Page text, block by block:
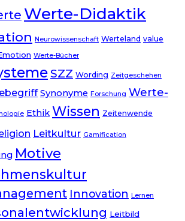
Werte-Didaktik
Neurowissenschaft Werteland value
Werte-Bücher
SZZ Wording Zeitgeschehen
Synonyme Forschung Werte-
Ethik Wissen Zeitenwende
Leitkultur Gamification
Motive
Innovation Lernen
Leitbild